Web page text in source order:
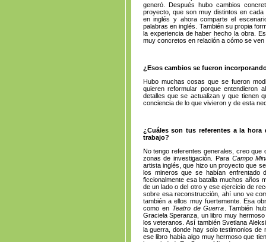
generó. Después hubo cambios
proyecto, que son muy distintos en
en inglés y ahora comparte el
palabras en inglés. También su propia
la experiencia de haber hecho la obra.
muy concretos en relación a cómo se
¿Esos cambios se fueron
Hubo muchas cosas que se fueron
quieren reformular porque entendieron
detalles que se actualizan y que tienen
conciencia de lo que vivieron y de esta
¿Cuáles son tus referentes a la
trabajo?
No tengo referentes generales, creo que
zonas de investigación. Para Campo
artista inglés, que hizo un proyecto que
los mineros que se habían enfrentado
ficcionalmente esa batalla muchos años
de un lado o del otro y ese ejercicio de
sobre esa reconstrucción, ahí uno ve
también a ellos muy fuertemente. Esa
como en Teatro de Guerra . También
Graciela Speranza, un libro muy
los veteranos. Así también Svetlana
la guerra, donde hay solo testimonios de
ese libro había algo muy hermoso que